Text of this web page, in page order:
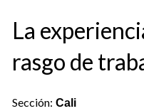
La
rasgo de
Sección: Cali